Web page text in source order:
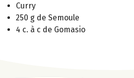
Curry
250 g de Semoule
4 c. à c de Gomasio